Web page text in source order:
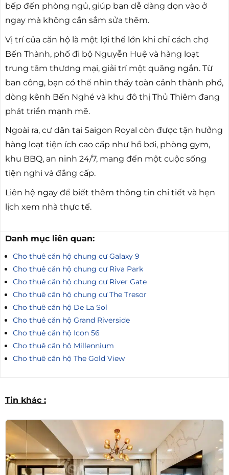
bếp đến phòng ngủ, giúp bạn dễ dàng dọn vào ở
ngay mà không cần sắm sửa thêm.
Vị trí của căn hộ là một lợi thế lớn khi chỉ cách chợ
Bến Thành, phố đi bộ Nguyễn Huệ và hàng loạt
trung tâm thương mại, giải trí một quãng ngắn. Từ
ban công, bạn có thể nhìn thấy toàn cảnh thành phố,
dòng kênh Bến Nghé và khu đô thị Thủ Thiêm đang
phát triển mạnh mẽ.
Ngoài ra, cư dân tại Saigon Royal còn được tận hưởng
hàng loạt tiện ích cao cấp như hồ bơi, phòng gym,
khu BBQ, an ninh 24/7, mang đến một cuộc sống
tiện nghi và đẳng cấp.
Liên hệ ngay để biết thêm thông tin chi tiết và hẹn
lịch xem nhà thực tế.
Danh mục liên quan:
Cho thuê căn hộ chung cư Galaxy 9
Cho thuê căn hộ chung cư Riva Park
Cho thuê căn hộ chung cư River Gate
Cho thuê căn hộ chung cư The Tresor
Cho thuê căn hộ De La Sol
Cho thuê căn hộ Grand Riverside
Cho thuê căn hộ Icon 56
Cho thuê căn hộ Millennium
Cho thuê căn hộ The Gold View
Tin khác :